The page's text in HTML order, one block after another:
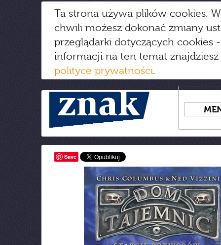
Ta strona używa plików cookies.
chwili możesz dokonać zmiany
przeglądarki dotyczących cookies
informacji na ten temat
polityce prywatności.
Save